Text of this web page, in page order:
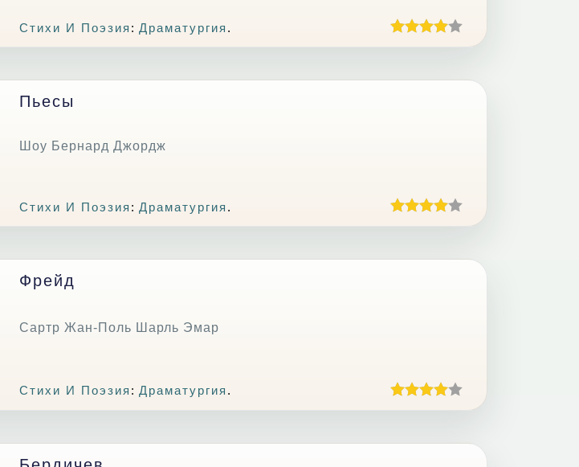
Стихи И Поэзия : Драматургия .
Пьесы
Шоу Бернард Джордж
Стихи И Поэзия : Драматургия .
Фрейд
Сартр Жан-Поль Шарль Эмар
Стихи И Поэзия : Драматургия .